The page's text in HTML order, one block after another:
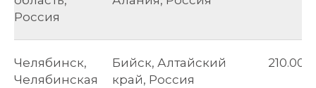
Россия
Челябинск,
Челябинская
Бийск, Алтайский
край, Россия
210.00